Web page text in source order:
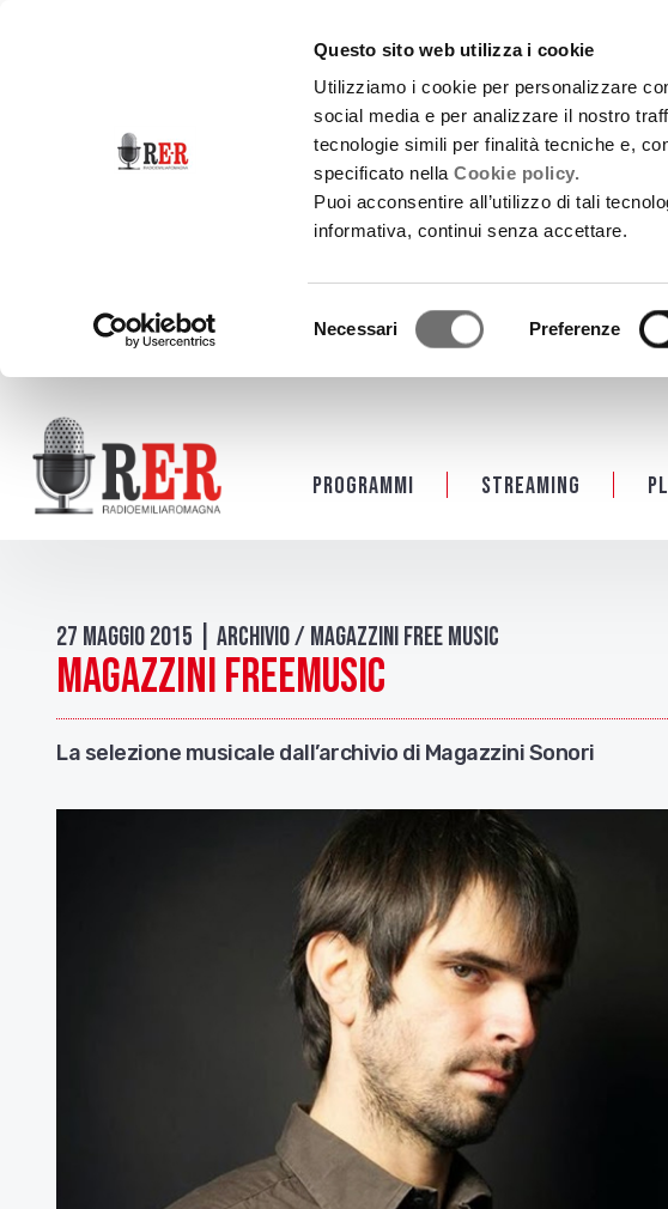
Questo sito web utilizza i cookie
Utilizziamo i cookie per personalizzare
social media e per analizzare il nostro
tecnologie simili per finalità tecniche e,
specificato nellaCookie policy.
Puoi acconsentire all’utilizzo di tali
informativa, continui senza accettare.
Necessari Preferenze
Programmi Streaming
27 Maggio 2015 | Archivio / Magazzini free music
Magazzini FreeMusic
La selezione musicale dall’archivio di Magazzini Sonori